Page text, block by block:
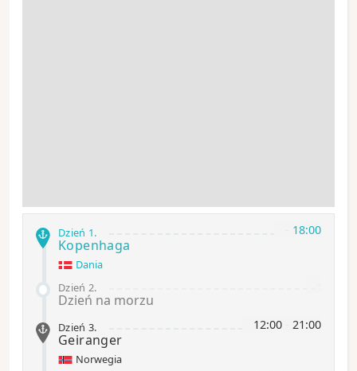
18:00
Dzień 1.
Kopenhaga
Dania
Dzień 2.
Dzień na morzu
12:00 21:00
Dzień 3.
Geiranger
Norwegia